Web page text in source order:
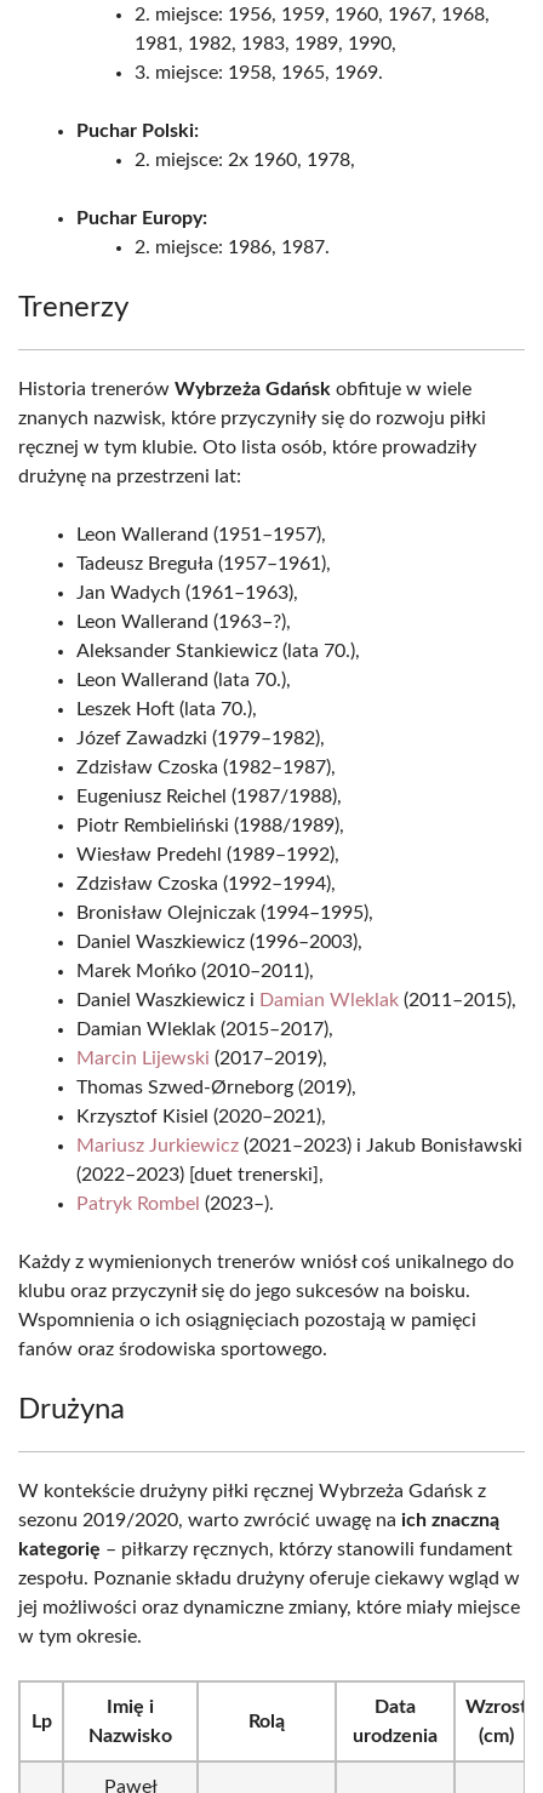
2. miejsce: 1956, 1959, 1960, 1967, 1968,
1981, 1982, 1983, 1989, 1990,
3. miejsce: 1958, 1965, 1969.
Puchar Polski:
2. miejsce: 2x 1960, 1978,
Puchar Europy:
2. miejsce: 1986, 1987.
Trenerzy
Historia trenerów Wybrzeża Gdańsk obfituje w wiele
znanych nazwisk, które przyczyniły się do rozwoju piłki
ręcznej w tym klubie. Oto lista osób, które prowadziły
drużynę na przestrzeni lat:
Leon Wallerand (1951–1957),
Tadeusz Breguła (1957–1961),
Jan Wadych (1961–1963),
Leon Wallerand (1963–?),
Aleksander Stankiewicz (lata 70.),
Leon Wallerand (lata 70.),
Leszek Hoft (lata 70.),
Józef Zawadzki (1979–1982),
Zdzisław Czoska (1982–1987),
Eugeniusz Reichel (1987/1988),
Piotr Rembieliński (1988/1989),
Wiesław Predehl (1989–1992),
Zdzisław Czoska (1992–1994),
Bronisław Olejniczak (1994–1995),
Daniel Waszkiewicz (1996–2003),
Marek Mońko (2010–2011),
Daniel Waszkiewicz i Damian Wleklak (2011–2015),
Damian Wleklak (2015–2017),
Marcin Lijewski (2017–2019),
Thomas Szwed-Ørneborg (2019),
Krzysztof Kisiel (2020–2021),
Mariusz Jurkiewicz (2021–2023) i Jakub Bonisławski
(2022–2023) [duet trenerski],
Patryk Rombel (2023–).
Każdy z wymienionych trenerów wniósł coś unikalnego do
klubu oraz przyczynił się do jego sukcesów na boisku.
Wspomnienia o ich osiągnięciach pozostają w pamięci
fanów oraz środowiska sportowego.
Drużyna
W kontekście drużyny piłki ręcznej Wybrzeża Gdańsk z
sezonu 2019/2020, warto zwrócić uwagę na ich znaczną
kategorię – piłkarzy ręcznych, którzy stanowili fundament
zespołu. Poznanie składu drużyny oferuje ciekawy wgląd w
jej możliwości oraz dynamiczne zmiany, które miały miejsce
w tym okresie.
Lp
Imię i
Nazwisko
Rolą
Data
urodzenia
Wzrost
(cm)
Paweł